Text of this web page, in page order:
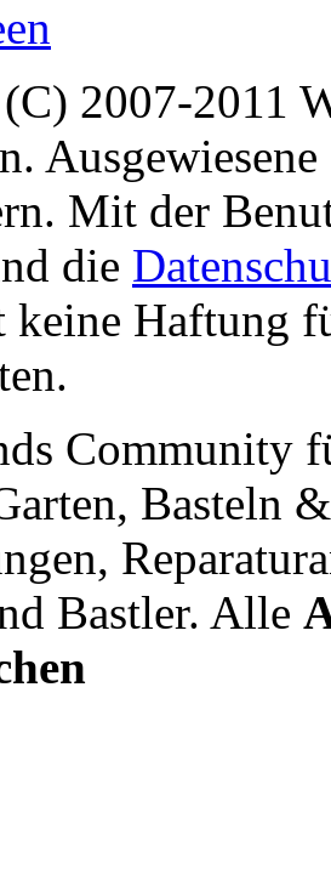
2007-2011
Mit der
die
keine Haftung
Community
Basteln
Bastler. Alle